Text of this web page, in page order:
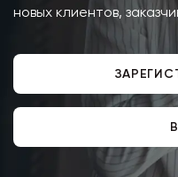
новых клиентов,